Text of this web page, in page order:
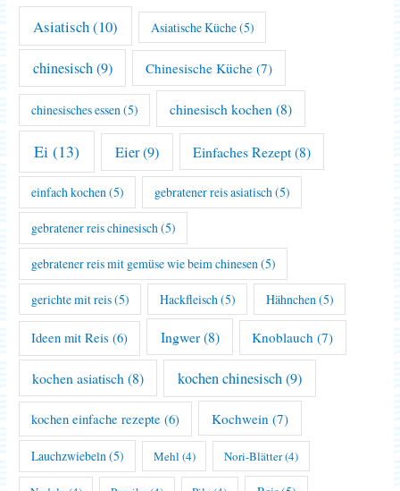
Asiatisch(10) Asiatische Küche(5)
chinesisch(9) Chinesische Küche (7)
chinesisches essen(5) chinesisch kochen (8)
Ei (13) Eier(9) Einfaches Rezept(8)
einfach kochen(5) gebratener reis asiatisch(5)
gebratener reis chinesisch (5)
gebratener reis mit gemüse wie beim chinesen (5)
gerichte mit reis(5) Hackfleisch (5) Hähnchen (5)
Ideen mit Reis (6) Ingwer(8) Knoblauch (7)
kochen asiatisch (8) kochen chinesisch(9)
kochen einfache rezepte (6) Kochwein (7)
Lauchzwiebeln(5) Mehl (4) Nori-Blätter(4)